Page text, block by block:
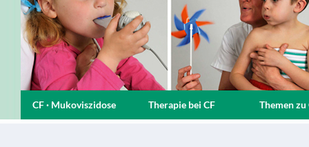
CF · Mukoviszidose Therapie bei CF Themen zu